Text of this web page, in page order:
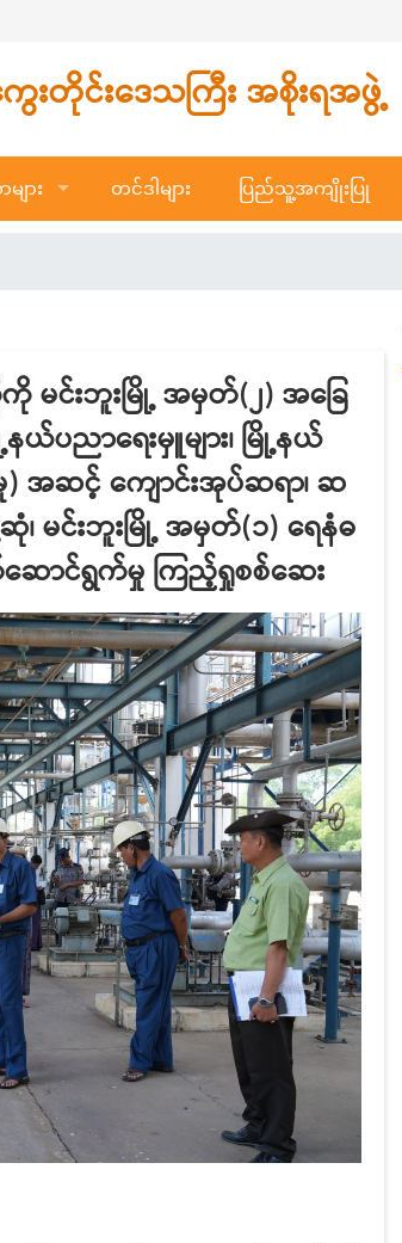
းတိုင်းဒေသကြီး အစိုးရအဖွဲ့
ျား တင်ဒါများ ပြည်သူ့အကျိုးပြု
မင်းဘူးမြို့ အမှတ်(၂) အခြေ
ပညာရေးမှူများ၊ မြို့နယ်
အဆင့် ကျောင်းအုပ်ဆရာ၊ ဆ
ဆုံ၊ မင်းဘူးမြို့ အမှတ်(၁) ရေနံဓ
ာင်ရွက်မှု ကြည့်ရှုစစ်ဆေး